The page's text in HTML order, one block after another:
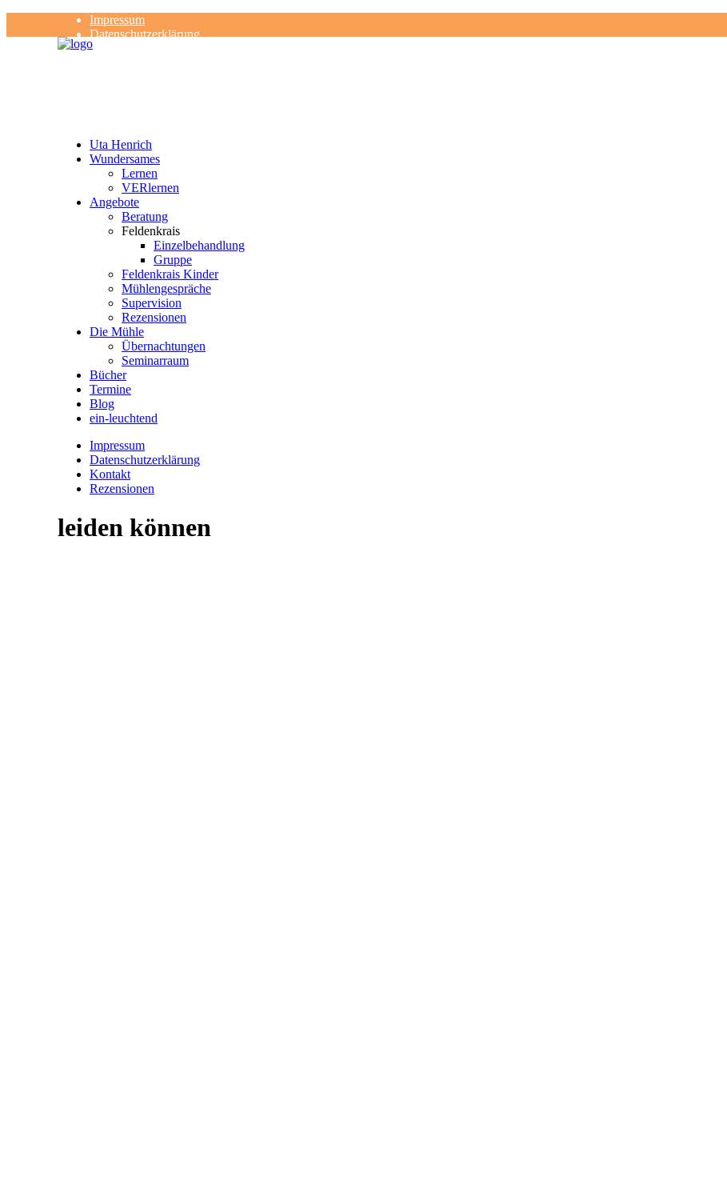
Impressum
Datenschutzerklärung
Kontakt
Uta Henrich
Wundersames
Lernen
VERlernen
Angebote
Beratung
Feldenkrais
Einzelbehandlung
Gruppe
Feldenkrais Kinder
Mühlengespräche
Supervision
Rezensionen
Die Mühle
Übernachtungen
Seminarraum
Bücher
Termine
Blog
ein-leuchtend
Impressum
Datenschutzerklärung
Kontakt
Rezensionen
leiden können